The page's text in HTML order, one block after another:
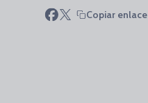
Copiar enlace